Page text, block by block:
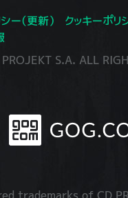
ー（更新） クッキーポリ
S.A. ALL